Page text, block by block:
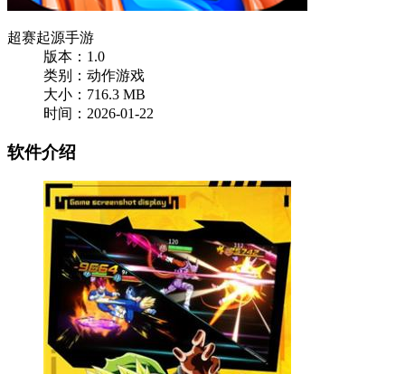
超赛起源手游
版本：1.0
类别：动作游戏
大小：716.3 MB
时间：2026-01-22
软件介绍